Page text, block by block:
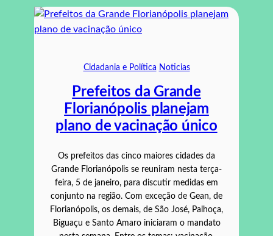
Cidadania e Política Noticias
Prefeitos da Grande
Florianópolis planejam
plano de vacinação único
Os prefeitos das cinco maiores cidades da
Grande Florianópolis se reuniram nesta terça-
feira, 5 de janeiro, para discutir medidas em
conjunto na região. Com exceção de Gean, de
Florianópolis, os demais, de São José, Palhoça,
Biguaçu e Santo Amaro iniciaram o mandato